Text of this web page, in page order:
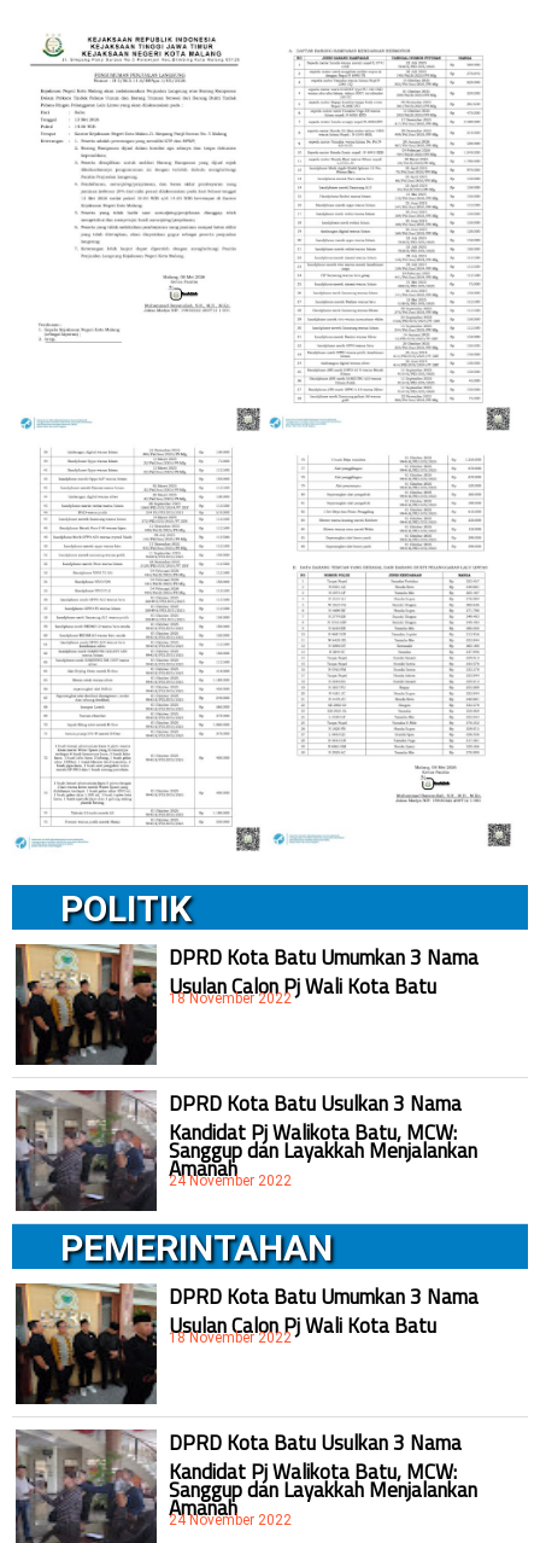
POLITIK
DPRD Kota Batu Umumkan 3 Nama
Usulan Calon Pj Wali Kota Batu
18 November 2022
DPRD Kota Batu Usulkan 3 Nama
Kandidat Pj Walikota Batu, MCW:
Sanggup dan Layakkah Menjalankan
Amanah
24 November 2022
PEMERINTAHAN
DPRD Kota Batu Umumkan 3 Nama
Usulan Calon Pj Wali Kota Batu
18 November 2022
DPRD Kota Batu Usulkan 3 Nama
Kandidat Pj Walikota Batu, MCW:
Sanggup dan Layakkah Menjalankan
Amanah
24 November 2022